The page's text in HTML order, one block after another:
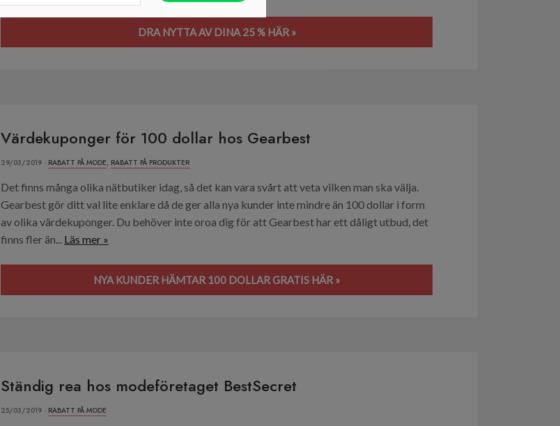
DRA NYTTA AV DINA 25 % HÄR »
Värdekuponger för 100 dollar hos Gearbest
29/03/2019 · RABATT PÅ MODE, RABATT PÅ PRODUKTER
Det finns många olika nätbutiker idag, så det kan vara svårt att veta vilken man ska välja.
Gearbest gör ditt val lite enklare då de ger alla nya kunder inte mindre än 100 dollar i form
av olika värdekuponger. Du behöver inte oroa dig för att Gearbest har ett dåligt utbud, det
finns fler än... Läs mer »
NYA KUNDER HÄMTAR 100 DOLLAR GRATIS HÄR »
Ständig rea hos modeföretaget BestSecret
25/03/2019 · RABATT PÅ MODE